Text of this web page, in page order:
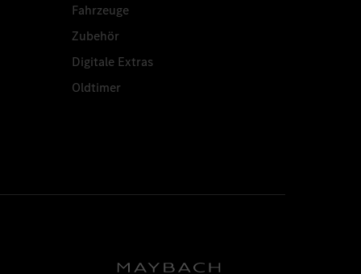
Fahrzeuge
Zubehör
Digitale Extras
Oldtimer